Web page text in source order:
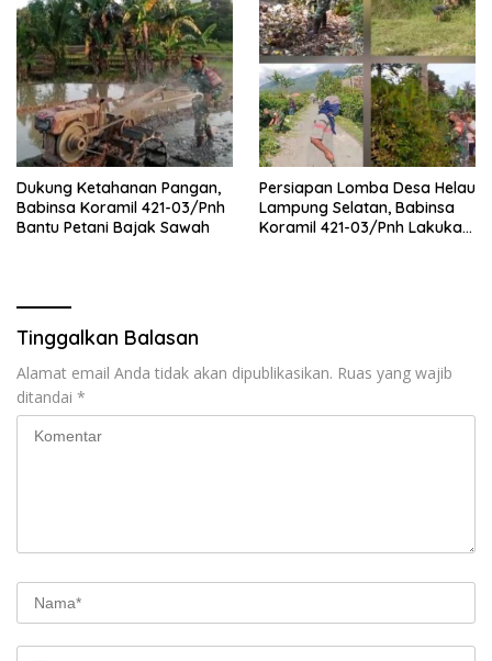
Dukung Ketahanan Pangan,
Babinsa Koramil 421-03/Pnh
Bantu Petani Bajak Sawah
Persiapan Lomba Desa Helau
Lampung Selatan, Babinsa
Koramil 421-03/Pnh Lakukan
Tinggalkan Balasan
Alamat email Anda tidak akan dipublikasikan. Ruas yang wajib
ditandai *